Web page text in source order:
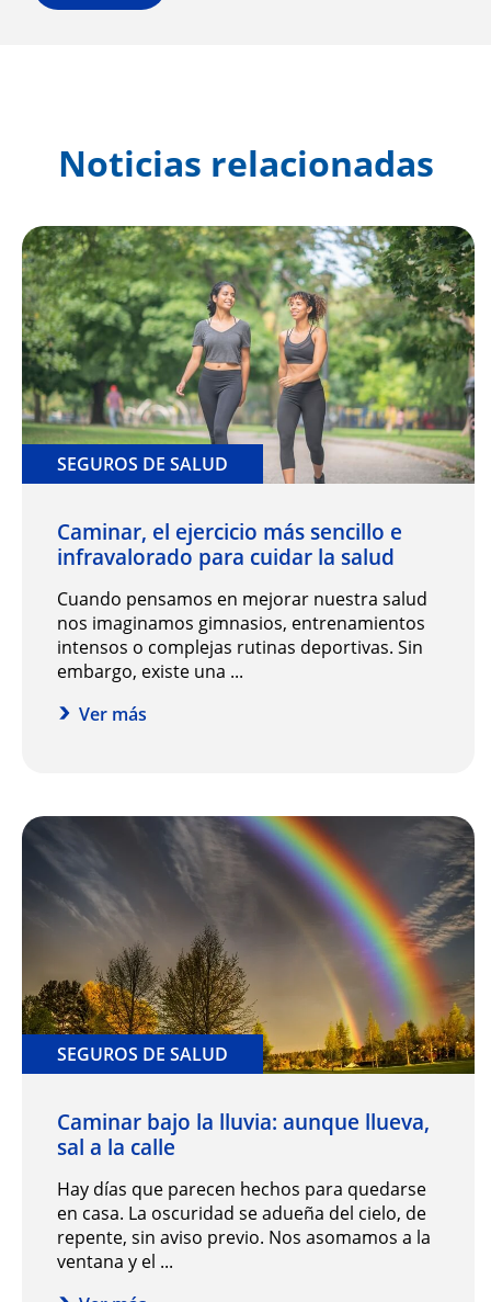
Noticias relacionadas
SEGUROS DE SALUD
Caminar, el ejercicio más sencillo e
infravalorado para cuidar la salud
Cuando pensamos en mejorar nuestra salud
nos imaginamos gimnasios, entrenamientos
intensos o complejas rutinas deportivas. Sin
embargo, existe una ...
Ver más
SEGUROS DE SALUD
Caminar bajo la lluvia: aunque llueva,
sal a la calle
Hay días que parecen hechos para quedarse
en casa. La oscuridad se adueña del cielo, de
repente, sin aviso previo. Nos asomamos a la
ventana y el ...